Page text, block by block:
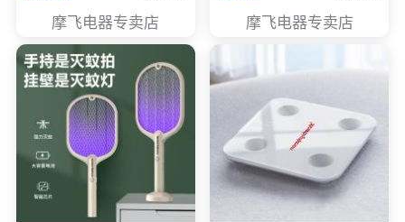
摩飞电器专卖店 摩飞电器专卖店